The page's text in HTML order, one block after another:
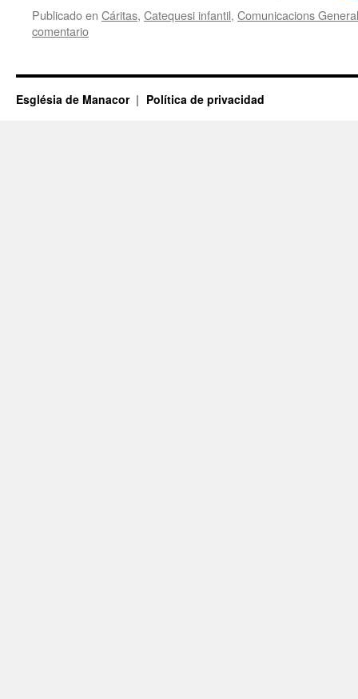
Publicado en Cáritas, Catequesi infantil, Comunicacions
comentario
Església de Manacor Política de privacidad